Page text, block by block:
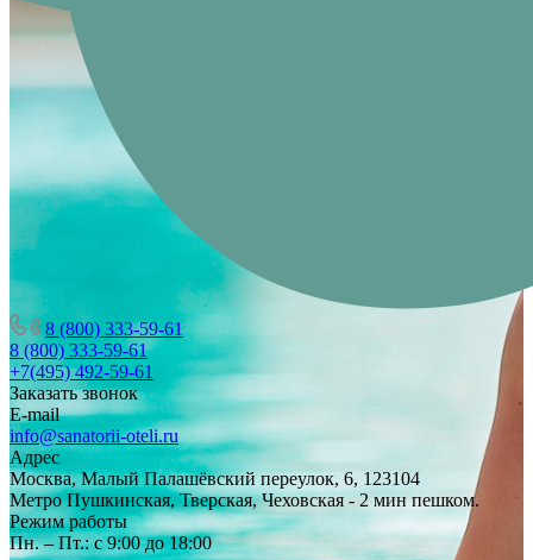
8 (800) 333-59-61
8 (800) 333-59-61
+7(495) 492-59-61
Заказать звонок
E-mail
info@sanatorii-oteli.ru
Адрес
Москва, Малый Палашёвский переулок, 6, 123104
Метро Пушкинская, Тверская, Чеховская - 2 мин пешком.
Режим работы
Пн. – Пт.: с 9:00 до 18:00